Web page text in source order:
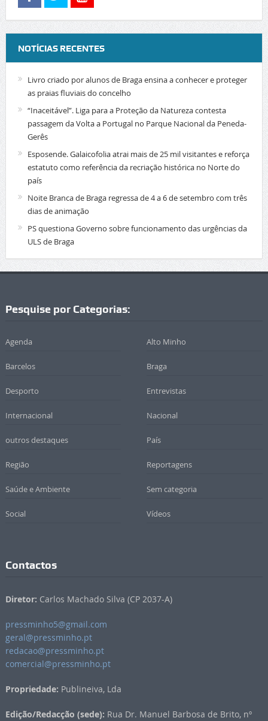
NOTÍCIAS RECENTES
Livro criado por alunos de Braga ensina a conhecer e proteger
as praias fluviais do concelho
“Inaceitável”. Liga para a Proteção da Natureza contesta
passagem da Volta a Portugal no Parque Nacional da Peneda-
Gerês
Esposende. Galaicofolia atrai mais de 25 mil visitantes e reforça
estatuto como referência da recriação histórica no Norte do
país
Noite Branca de Braga regressa de 4 a 6 de setembro com três
dias de animação
PS questiona Governo sobre funcionamento das urgências da
ULS de Braga
Pesquise por Categorias:
Agenda Alto Minho
Barcelos Braga
Desporto Entrevistas
Internacional Nacional
outros destaques País
Região Reportagens
Saúde e Ambiente Sem categoria
Social Vídeos
Contactos
Diretor: Carlos Machado Silva (CP 2037-A)
pressminho5@gmail.com
geral@pressminho.pt
redacao@pressminho.pt
comercial@pressminho.pt
Propriedade: Publineiva, Lda
Edição/Redacção (sede): Rua Dr. Manuel Barbosa de Brito, nº